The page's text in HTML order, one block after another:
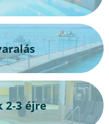
2-3 éjre